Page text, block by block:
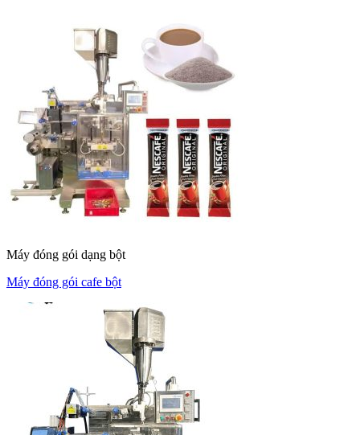
Máy đóng gói dạng bột
Máy đóng gói cafe bột